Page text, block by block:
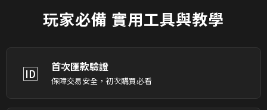
玩家必備 實用工具與教學
🆔 首次匯款驗證
保障交易安全，初次購買必看